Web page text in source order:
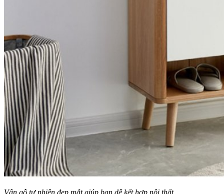
Vân gỗ tự nhiên đẹp mắt giúp bạn dễ kết hợp nội thất.